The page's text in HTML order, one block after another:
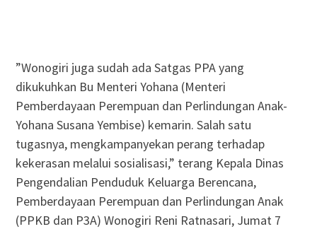
”Wonogiri juga sudah ada Satgas PPA yang
dikukuhkan Bu Menteri Yohana (Menteri
Pemberdayaan Perempuan dan Perlindungan Anak-
Yohana Susana Yembise) kemarin. Salah satu
tugasnya, mengkampanyekan perang terhadap
kekerasan melalui sosialisasi,” terang Kepala Dinas
Pengendalian Penduduk Keluarga Berencana,
Pemberdayaan Perempuan dan Perlindungan Anak
(PPKB dan P3A) Wonogiri Reni Ratnasari, Jumat 7